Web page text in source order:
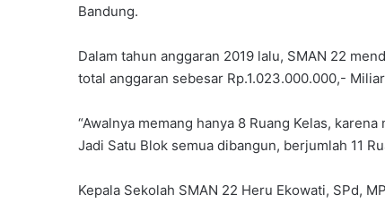
Bandung.
Dalam tahun anggaran 2019 lalu, SMAN 22
total anggaran sebesar Rp.1.023.000.000,-
“Awalnya memang hanya 8 Ruang Kelas,
Jadi Satu Blok semua dibangun, berjumlah 11
Kepala Sekolah SMAN 22 Heru Ekowati, SPd,